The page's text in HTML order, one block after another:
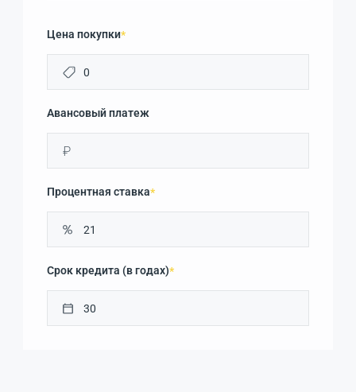
Цена покупки*
Авансовый платеж
₽
Процентная ставка*
Срок кредита (в годах)*